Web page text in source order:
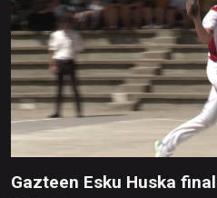
Gazteen Esku Huska